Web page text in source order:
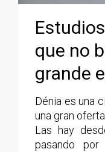
que no
grande
Dénia es una
una gran
Las hay
pasando